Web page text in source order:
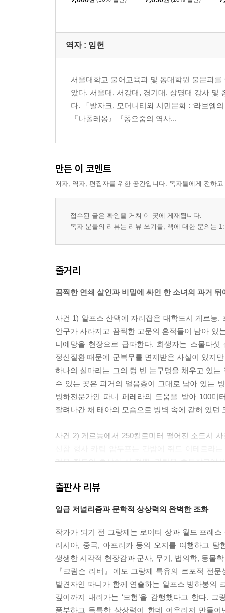
역자 : 임헌
서울대학교 불어교육과 및 동대학원 불문과
았다. 서울대, 서강대, 경기대, 상명대 강사 및
다. 「발자크, 모더니티와 시민문화 : ‘라보엠
『나폴레옹』『똥오줌의 역사...
만든 이 코멘트
저자, 역자, 편집자를 위한 공간입니다. 독자들에게 전하
접수된 글은 확인을 거쳐 이 곳에 게재됩니다.
독자 분들의 리뷰는 리뷰 쓰기를, 책에 대한 문의는
줄거리
끔찍한 연쇄 살인과 비밀에 싸인 한 소녀의 과거 뒤
사건 1) 알프스 산맥에 자리잡은 대학도시 게르농
안구가 사라지고 끔찍한 고문의 흔적들이 남아 있
니에망을 현장으로 급파한다. 희생자는 스물다
정신질환 때문에 군복무를 면제받은 사실이 있지
하나의 실마리는 그의 텅 빈 눈구멍을 채우고 있
수 있는 곳은 과거의 얼음층이 그대로 남아 있는
빙하전문가인 파니 페레라의 도움을 받아 100
잘려나간 채 태아의 모습으로 빙벽 속에 갇혀 있
사건 2) 게르농에서 250킬로미터 떨어진 소도시
것은 쥐드의 초상화 한 점뿐. 카림은 초등학교에
만나러 간다. 수녀는 15년 전 한 여자가 자신을
말했다고 한다. 쥐드의 과거 행적을 좇던 카림은
처참하게 사망했다는 사실을 알아내는데……
동일한 수법으로 자행되는 잔혹한 연쇄살인과
완벽한 인간’을 향한 광기에 사로잡힌 한 폐쇄
단초는 작품의 제목에 숨어 있다. 선홍빛 강……
출판사 리뷰
일급 저널리즘과 문학적 상상력의 완벽한 조화
작가가 되기 전 그랑제는 로이터 상과 월드 프레
러시아, 중국, 아프리카 등의 오지를 여행하고
생생한 시각적 현장감과 군사, 무기, 법의학, 동물
『크림슨 리버』에도 그랑제 특유의 르포적 전
발견자인 파니가 함께 연출하는 알프스 빙하봉의
깊이까지 내려가는 ‘모험’을 감행했다고 한다.
풍부하고 독특한 상상력이 한데 어우러져 만들